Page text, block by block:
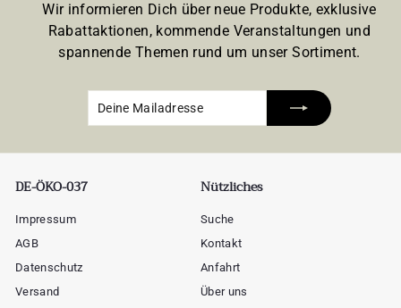
Wir informieren Dich über neue Produkte, exklusive
Rabattaktionen, kommende Veranstaltungen und
spannende Themen rund um unser Sortiment.
DE-ÖKO-037
Impressum
AGB
Datenschutz
Versand
Nützliches
Suche
Kontakt
Anfahrt
Über uns